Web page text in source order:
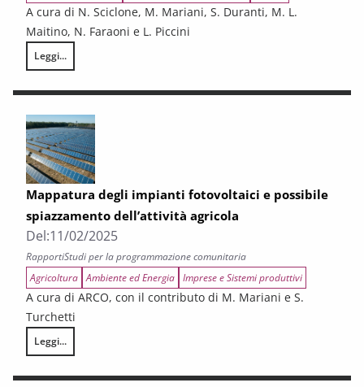
A cura di N. Sciclone, M. Mariani, S. Duranti, M. L.
Maitino, N. Faraoni e L. Piccini
Leggi...
Le sfide per la Toscana legate alle transizioni demografica, digitale ed
Mappatura degli impianti fotovoltaici e possibile
spiazzamento dell’attività agricola
Del:11/02/2025
RapportiStudi per la programmazione comunitaria
Agricoltura Ambiente ed Energia Imprese e Sistemi produttivi
A cura di ARCO, con il contributo di M. Mariani e S.
Turchetti
Leggi...
Mappatura degli impianti fotovoltaici e possibile spiazzamento